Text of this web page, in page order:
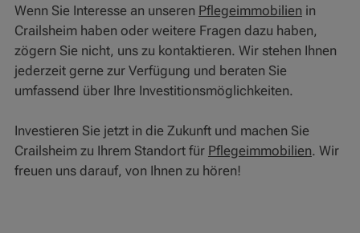
Wenn Sie Interesse an unseren Pflegeimmobilien in
Crailsheim haben oder weitere Fragen dazu haben,
zögern Sie nicht, uns zu kontaktieren. Wir stehen Ihnen
jederzeit gerne zur Verfügung und beraten Sie
umfassend über Ihre Investitionsmöglichkeiten.
Investieren Sie jetzt in die Zukunft und machen Sie
Crailsheim zu Ihrem Standort für Pflegeimmobilien. Wir
freuen uns darauf, von Ihnen zu hören!